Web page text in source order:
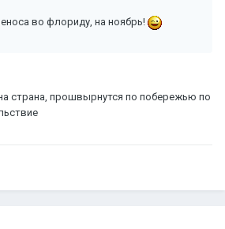
во флориду, на ноябрь!
страна, прошвырнутся по побережью по